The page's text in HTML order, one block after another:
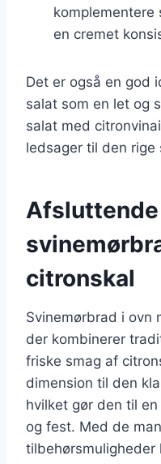
komplementere
en cremet
Det er også en god
salat som en let og
salat med
ledsager til den rige
citronskal
Svinemørbrad i ovn
der kombinerer
friske smag af
dimension til den
hvilket gør den til
og fest. Med de